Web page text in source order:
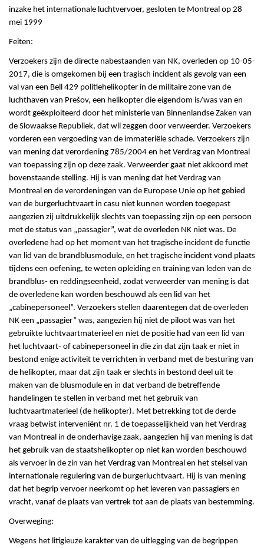
inzake het internationale luchtvervoer, gesloten te Montreal op 28
mei 1999
Feiten:
Verzoekers zijn de directe nabestaanden van NK, overleden op 10-05-
2017, die is omgekomen bij een tragisch incident als gevolg van een
val van een Bell 429 politiehelikopter in de militaire zone van de
luchthaven van Prešov, een helikopter die eigendom is/was van en
wordt geëxploiteerd door het ministerie van Binnenlandse Zaken van
de Slowaakse Republiek, dat wil zeggen door verweerder. Verzoekers
vorderen een vergoeding van de immateriële schade. Verzoekers zijn
van mening dat verordening 785/2004 en het Verdrag van Montreal
van toepassing zijn op deze zaak. Verweerder gaat niet akkoord met
bovenstaande stelling. Hij is van mening dat het Verdrag van
Montreal en de verordeningen van de Europese Unie op het gebied
van de burgerluchtvaart in casu niet kunnen worden toegepast
aangezien zij uitdrukkelijk slechts van toepassing zijn op een persoon
met de status van „passagier”, wat de overleden NK niet was. De
overledene had op het moment van het tragische incident de functie
van lid van de brandblusmodule, en het tragische incident vond plaats
tijdens een oefening, te weten opleiding en training van leden van de
brandblus- en reddingseenheid, zodat verweerder van mening is dat
de overledene kan worden beschouwd als een lid van het
„cabinepersoneel”. Verzoekers stellen daarentegen dat de overleden
NK een „passagier” was, aangezien hij niet de piloot was van het
gebruikte luchtvaartmaterieel en niet de positie had van een lid van
het luchtvaart- of cabinepersoneel in die zin dat zijn taak er niet in
bestond enige activiteit te verrichten in verband met de besturing van
de helikopter, maar dat zijn taak er slechts in bestond deel uit te
maken van de blusmodule en in dat verband de betreffende
handelingen te stellen in verband met het gebruik van
luchtvaartmaterieel (de helikopter). Met betrekking tot de derde
vraag betwist interveniënt nr. 1 de toepasselijkheid van het Verdrag
van Montreal in de onderhavige zaak, aangezien hij van mening is dat
het gebruik van de staatshelikopter op niet kan worden beschouwd
als vervoer in de zin van het Verdrag van Montreal en het stelsel van
internationale regulering van de burgerluchtvaart. Hij is van mening
dat het begrip vervoer neerkomt op het leveren van passagiers en
vracht, vanaf de plaats van vertrek tot aan de plaats van bestemming.
Overweging:
Wegens het litigieuze karakter van de uitlegging van de begrippen